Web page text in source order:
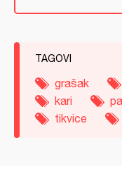
TAGOVI
grašak
kari
tikvice